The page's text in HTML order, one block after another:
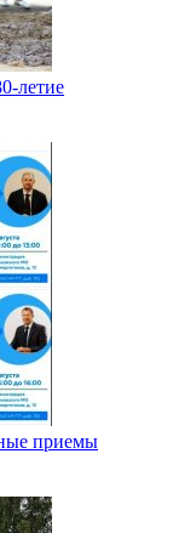
летие
приемы